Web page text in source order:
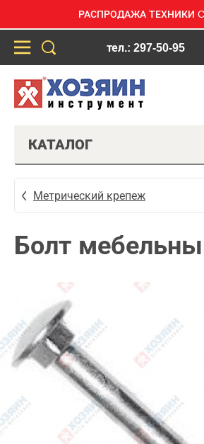
РАСПРОДАЖА ТЕХНИКИ
тел.: 297-50-95
КАТАЛОГ
Метрический крепеж
Болт